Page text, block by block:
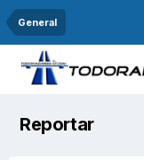
General
Reportar